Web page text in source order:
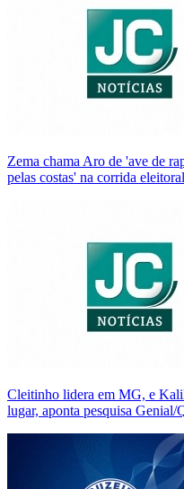
Zema chama Aro de 'ave de
pelas costas' na corrida eleitoral
Cleitinho lidera em MG, e
lugar, aponta pesquisa Genial/